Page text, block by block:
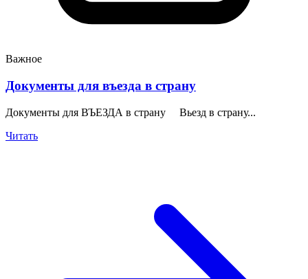
Важное
Документы для въезда в страну
Документы для ВЪЕЗДА в страну Вьезд в страну...
Читать